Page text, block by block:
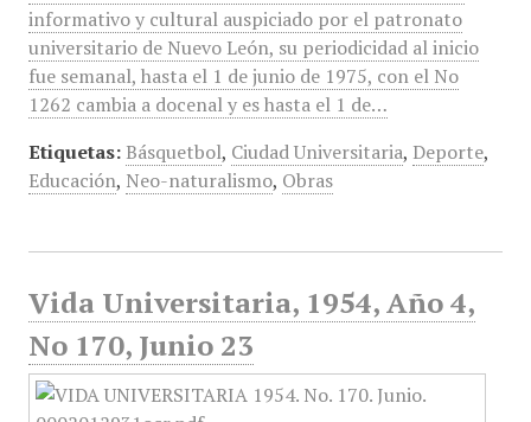
informativo y cultural auspiciado por el patronato
universitario de Nuevo León, su periodicidad al inicio
fue semanal, hasta el 1 de junio de 1975, con el No
1262 cambia a docenal y es hasta el 1 de…
Etiquetas: Básquetbol, Ciudad Universitaria, Deporte,
Educación, Neo-naturalismo, Obras
Vida Universitaria, 1954, Año 4,
No 170, Junio 23